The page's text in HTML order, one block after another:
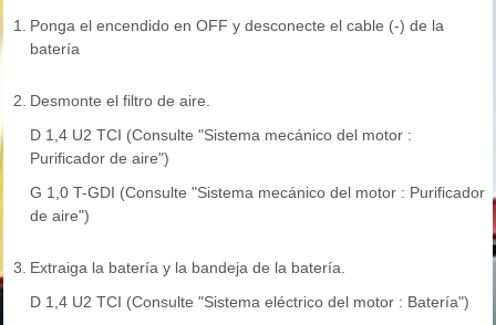
1.
Ponga el encendido en OFF y desconecte el cable (-) de la
batería
2. Desmonte el filtro de aire.
D 1,4 U2 TCI (Consulte "Sistema mecánico del motor :
Purificador de aire")
G 1,0 T-GDI (Consulte "Sistema mecánico del motor : Purificador
de aire")
3. Extraiga la batería y la bandeja de la batería.
D 1,4 U2 TCI (Consulte "Sistema eléctrico del motor : Batería")